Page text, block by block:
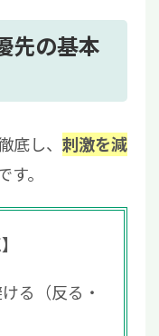
先の基本
し、 刺激を減
す。
る（反る・